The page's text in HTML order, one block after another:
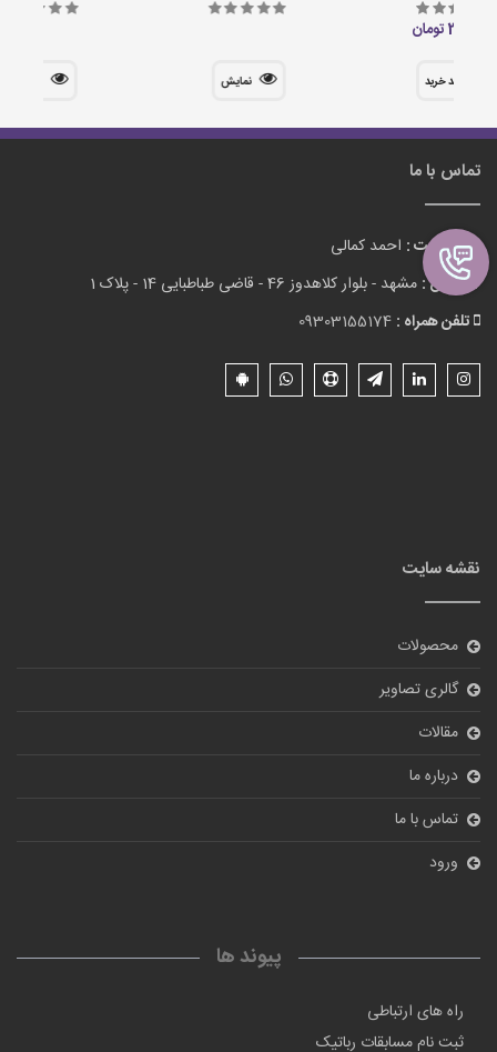
تومان
سبد خرید نمایش
تماس با ما
مدیریت : احمد کمالی
آدرس : مشهد - بلوار کلاهدوز 46 - قاضی طباطبایی 14 - پلاک 1
تلفن همراه : 09303155174
نقشه سایت
محصولات
گالری تصاویر
مقالات
درباره ما
تماس با ما
ورود
پیوند ها
راه های ارتباطی
ثبت نام مسابقات رباتیک